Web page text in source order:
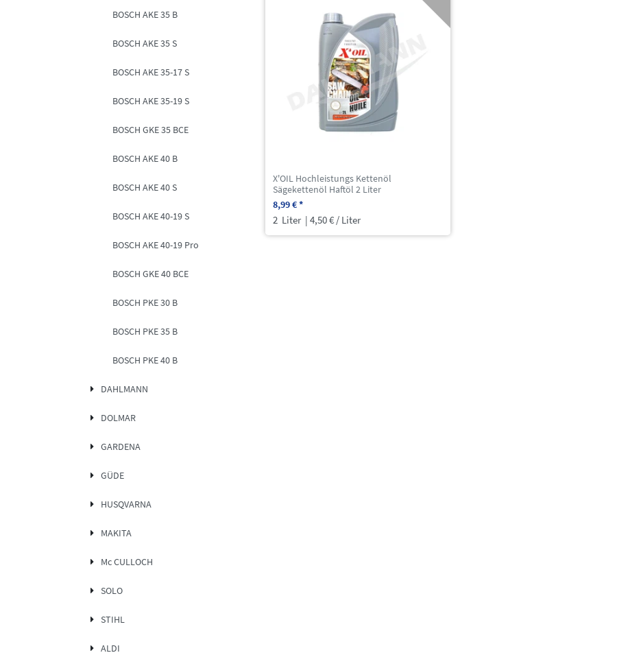
BOSCH AKE 35 B
BOSCH AKE 35 S
BOSCH AKE 35-17 S
BOSCH AKE 35-19 S
BOSCH GKE 35 BCE
BOSCH AKE 40 B
BOSCH AKE 40 S
BOSCH AKE 40-19 S
BOSCH AKE 40-19 Pro
BOSCH GKE 40 BCE
BOSCH PKE 30 B
BOSCH PKE 35 B
BOSCH PKE 40 B
DAHLMANN
DOLMAR
GARDENA
GÜDE
HUSQVARNA
MAKITA
Mc CULLOCH
SOLO
STIHL
ALDI
X'OIL Hochleistungs Kettenöl
Sägekettenöl Haftöl 2 Liter
8,99 € *
2 Liter | 4,50 € / Liter